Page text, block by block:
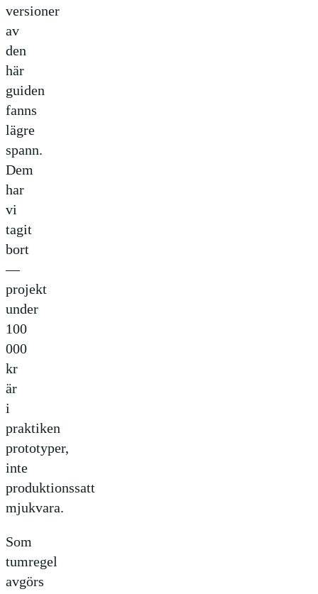
versioner
av
den
här
guiden
fanns
lägre
spann.
Dem
har
vi
tagit
bort
—
projekt
under
100
000
kr
är
i
praktiken
prototyper,
inte
produktionssatt
mjukvara.
Som
tumregel
avgörs